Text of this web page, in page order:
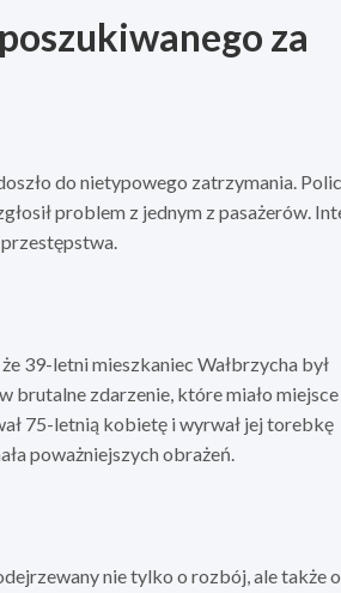
za
do nietypowego zatrzymania.
problem z jednym z pasażerów.
39-letni mieszkaniec Wałbrzycha był
brutalne zdarzenie, które miało miejsce
75-letnią kobietę i wyrwał jej torebkę
poważniejszych obrażeń.
nie tylko o rozbój, ale także o